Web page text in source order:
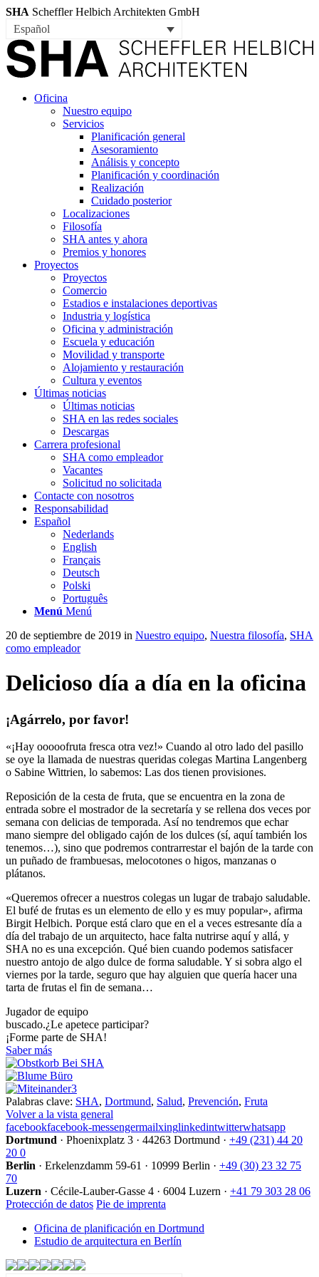
SHA Scheffler Helbich Architekten GmbH
Español
Oficina
Nuestro equipo
Servicios
Planificación general
Asesoramiento
Análisis y concepto
Planificación y coordinación
Realización
Cuidado posterior
Localizaciones
Filosofía
SHA antes y ahora
Premios y honores
Proyectos
Proyectos
Comercio
Estadios e instalaciones deportivas
Industria y logística
Oficina y administración
Escuela y educación
Movilidad y transporte
Alojamiento y restauración
Cultura y eventos
Últimas noticias
Últimas noticias
SHA en las redes sociales
Descargas
Carrera profesional
SHA como empleador
Vacantes
Solicitud no solicitada
Contacte con nosotros
Responsabilidad
Español
Nederlands
English
Français
Deutsch
Polski
Português
Menú Menú
20 de septiembre de 2019 in Nuestro equipo, Nuestra filosofía, SHA
como empleador
Delicioso día a día en la oficina
¡Agárrelo, por favor!
«¡Hay ooooofruta fresca otra vez!» Cuando al otro lado del pasillo
se oye la llamada de nuestras queridas colegas Martina Langenberg
o Sabine Wittrien, lo sabemos: Las dos tienen provisiones.
Reposición de la cesta de fruta, que se encuentra en la zona de
entrada sobre el mostrador de la secretaría y se rellena dos veces por
semana con delicias de temporada. Así no tendremos que echar
mano siempre del obligado cajón de los dulces (sí, aquí también los
tenemos…), sino que podremos contrarrestar el bajón de la tarde con
un puñado de frambuesas, melocotones o higos, manzanas o
plátanos.
«Queremos ofrecer a nuestros colegas un lugar de trabajo saludable.
El bufé de frutas es un elemento de ello y es muy popular», afirma
Birgit Helbich. Porque está claro que en el a veces estresante día a
día del trabajo de un arquitecto, hace falta nutrirse aquí y allá, y
SHA no es una excepción. Qué bien cuando podemos satisfacer
nuestro antojo de algo dulce de forma saludable. Y si sobra algo el
viernes por la tarde, seguro que hay alguien que quería hacer una
tarta de frutas el fin de semana…
Jugador de equipo
buscado.¿Le apetece participar?
¡Forme parte de SHA!
Saber más
Palabras clave: SHA, Dortmund, Salud, Prevención, Fruta
Volver a la vista general
facebookfacebook-messengermailxinglinkedintwitterwhatsapp
Dortmund · Phoenixplatz 3 · 44263 Dortmund · +49 (231) 44 20
20 0
Berlin · Erkelenzdamm 59-61 · 10999 Berlin · +49 (30) 23 32 75
70
Luzern · Cécile-Lauber-Gasse 4 · 6004 Luzern · +41 79 303 28 06
Protección de datos Pie de imprenta
Oficina de planificación en Dortmund
Estudio de arquitectura en Berlín